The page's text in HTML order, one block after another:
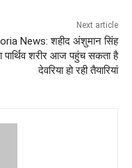
Next article
News: शहीद अंशुमान सिंह
पार्थिव शरीर आज पहुंच सकता है
देवरिया हो रही तैयारियां